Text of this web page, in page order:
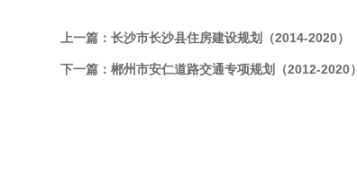
上一篇：长沙市长沙县住房建设规划（2014-2020）
下一篇：郴州市安仁道路交通专项规划（2012-2020）